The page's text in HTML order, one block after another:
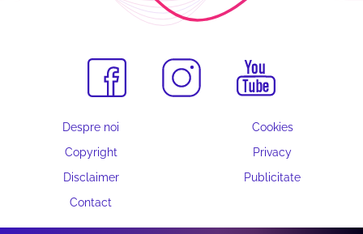
Despre noi
Cookies
Copyright
Privacy
Disclaimer
Publicitate
Contact